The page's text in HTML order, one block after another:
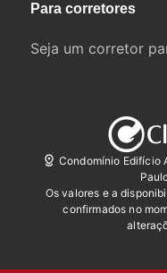
Para corretores
Seja um corretor
Condomínio Edifício
Os valores e a
confirmados no